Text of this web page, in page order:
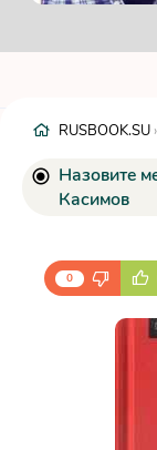
RUSBOOK.SU
Назовите
Касимов
0